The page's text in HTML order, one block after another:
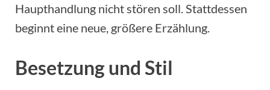
Haupthandlung nicht stören soll. Stattdessen
beginnt eine neue, größere Erzählung.
Besetzung und Stil